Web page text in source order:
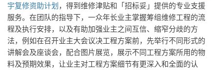
宇复修资助计划，得到维修津贴和「招标妥」提供的专业支援
服务。在团队的指导下，一众年长业主掌握筹组维修工程的流
程及执行安排，以及有助加强业主之间互信、缩窄分歧的方
法，例如在召开业主大会议决工程方案前，先举行不同形式的
讲解会及座谈会，配合图片展览，展示不同工程方案所用的物
料及预期效果，让业主对工程方案细节有更深入和全面的认